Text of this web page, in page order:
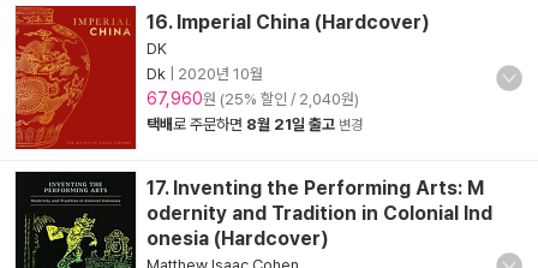
16. Imperial China (Hardcover)
DK
Dk
2020년 10월
67,960원 (25% 할인 / 2,040원)
택배로 주문하면 8월 21일 출고 변경
17. Inventing the Performing Arts: M
odernity and Tradition in Colonial Ind
onesia (Hardcover)